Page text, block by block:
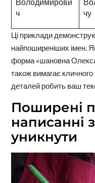
ч
чу
Ці приклади
найпоширеніших імен.
форма «шановна
також вимагає кличного
деталей робить ваш
Поширені
написанні
уникнути